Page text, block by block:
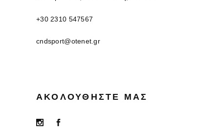
+30 2310 547567
cndsport@otenet.gr
ΑΚΟΛΟΥΘΉΣΤΕ ΜΑΣ